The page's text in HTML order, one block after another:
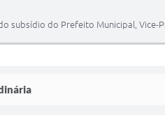
subsídio do Prefeito Municipal, Vice-